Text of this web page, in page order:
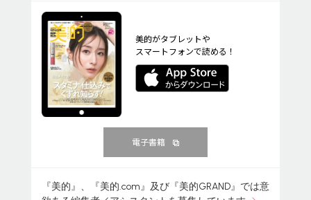
美的がタブレットや
スマートフォンで読める！
電子書籍
『美的』、『美的.com』及び『美的GRAND』では意